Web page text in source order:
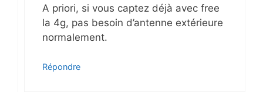
A priori, si vous captez déjà avec free
la 4g, pas besoin d’antenne extérieure
normalement.
Répondre